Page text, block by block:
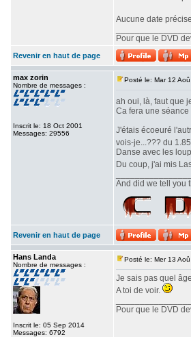
Aucune date
Pour que le DVD
Revenir en haut de page
max zorin
Nombre de messages :
Inscrit le: 18 Oct 2001
Messages: 29556
Posté le: Mar 12
ah oui, là, faut que
Ca fera une
J'étais écoeuré
vois-je...??? du
Danse avec les
Du coup, j'ai mis
And did we tell you
Revenir en haut de page
Hans Landa
Nombre de messages :
Inscrit le: 05 Sep 2014
Messages: 6792
Posté le: Mer 13
Je sais pas quel
A toi de voir.
Pour que le DVD